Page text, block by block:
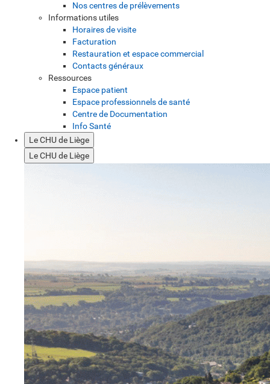
Nos centres de prélèvements
Informations utiles
Horaires de visite
Facturation
Restauration et espace commercial
Contacts généraux
Ressources
Espace patient
Espace professionnels de santé
Centre de Documentation
Info Santé
Le CHU de Liège
Le CHU de Liège